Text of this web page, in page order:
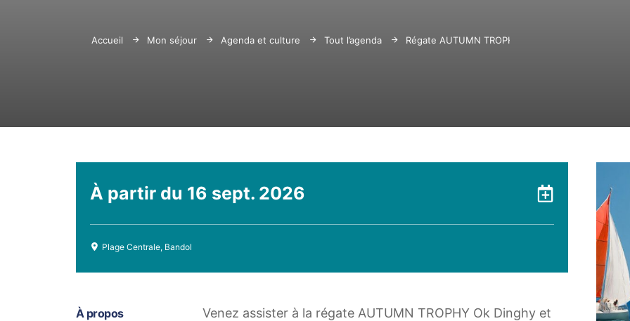
Accueil Mon séjour Agenda et culture Tout l’agenda Régate AUTUMN TROPHY Ok Dinghy et DINGHY 12
À partir du 16 sept. 2026 Ajouter à
Plage Centrale, Bandol
À propos
Venez assister à la régate AUTUMN TROPHY Ok Dinghy et